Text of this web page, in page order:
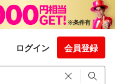
ログイン 会員登録